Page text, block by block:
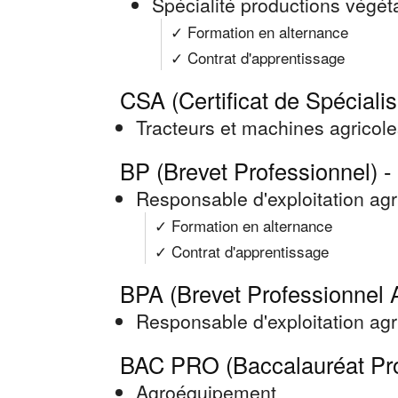
✓ Formation en alternance
✓ Contrat d'apprentissage
CSA (Certificat de
Tracteurs et machines
BP (Brevet Professionnel)
Responsable d'exploitation
✓ Formation en alternance
✓ Contrat d'apprentissage
BPA (Brevet Professionnel
Responsable d'exploitation
BAC PRO (Baccalauréat
Agroéquipement